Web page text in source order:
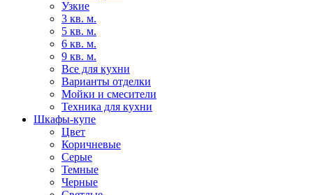
Узкие
3 кв. м.
5 кв. м.
6 кв. м.
9 кв. м.
Все для кухни
Варианты отделки
Мойки и смесители
Техника для кухни
Шкафы-купе
Цвет
Коричневые
Серые
Темные
Черные